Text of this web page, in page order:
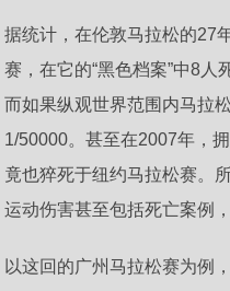
据统计，在伦敦马拉松的27
赛，在它的“黑色档案”中8人
而如果纵观世界范围内马拉
1/50000。甚至在2007年，
竟也猝死于纽约马拉松赛。
运动伤害甚至包括死亡案例
以这回的广州马拉松赛为例